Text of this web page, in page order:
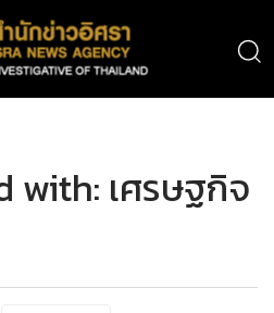
with: เศรษฐกิจ